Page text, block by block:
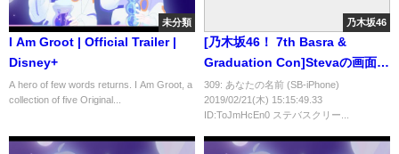
未分類
I Am Groot | Official Trailer |
Disney+
A hero of few words returns. I Am Groot, a
collection of five Original...
乃木坂46
[乃木坂46！ 7th Basra &
Graduation Con]Stevaの画面は
かなり大きいです！
309: あなたの名前 (SB-iPhone)
2019/02/21(木) 15:15:49.33
ID:ToJmHcEn0 ステバスクリー...